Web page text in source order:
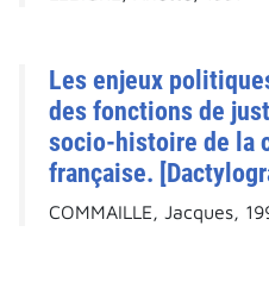
Les enjeux
des fonctions de
socio-histoire de la
française.
COMMAILLE, Jacques,